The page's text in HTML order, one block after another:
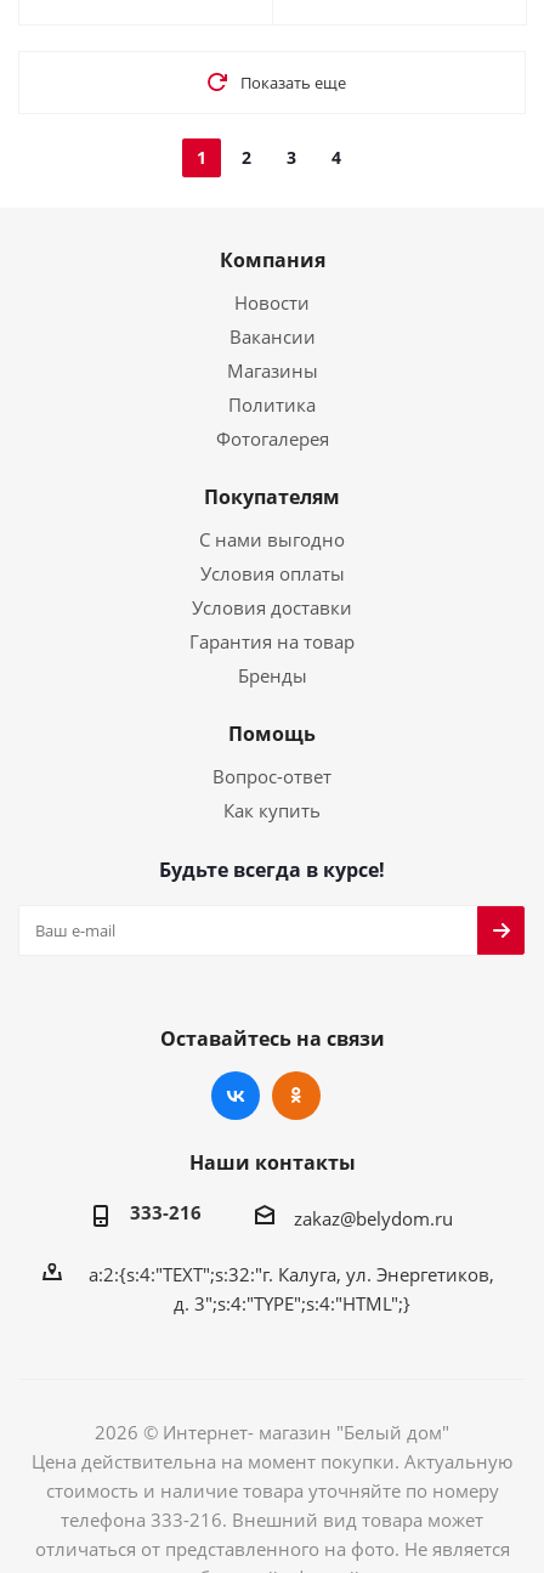
Показать еще
1 2 3 4
Компания
Новости
Вакансии
Магазины
Политика
Фотогалерея
Покупателям
С нами выгодно
Условия оплаты
Условия доставки
Гарантия на товар
Бренды
Помощь
Вопрос-ответ
Как купить
Будьте всегда в курсе!
Оставайтесь на связи
Наши контакты
333-216 zakaz@belydom.ru
a:2:{s:4:"TEXT";s:32:"г. Калуга, ул. Энергетиков,
д. 3";s:4:"TYPE";s:4:"HTML";}
2026 © Интернет- магазин "Белый дом"
Цена действительна на момент покупки. Актуальную
стоимость и наличие товара уточняйте по номеру
телефона 333-216. Внешний вид товара может
отличаться от представленного на фото. Не является